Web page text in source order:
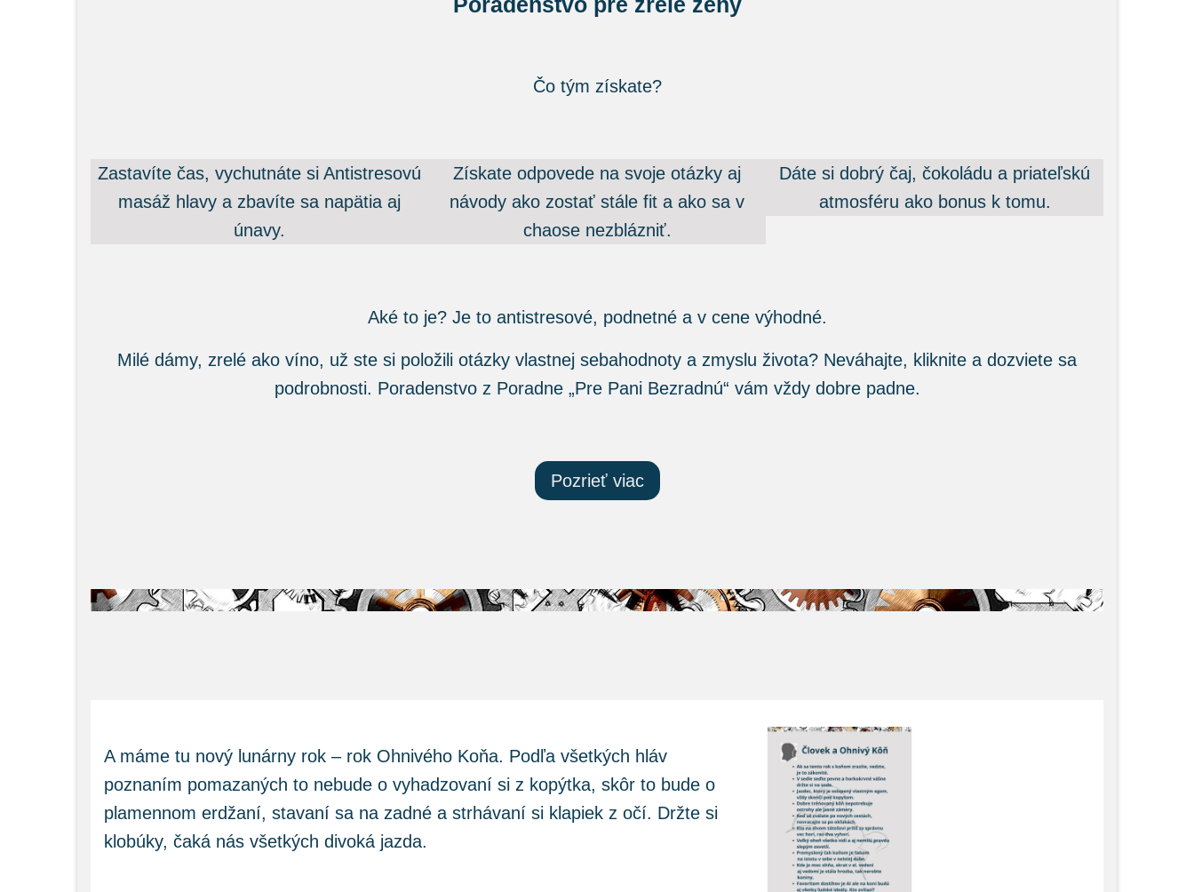
Čo tým získate?
Zastavíte čas, vychutnáte si Antistresovú
masáž hlavy a zbavíte sa napätia aj
únavy.
Získate odpovede na svoje otázky aj
návody ako zostať stále fit a ako sa v
chaose nezblázniť.
Dáte si dobrý čaj, čokoládu a priateľskú
atmosféru ako bonus k tomu.
Aké to je? Je to antistresové, podnetné a v cene výhodné.
Milé dámy, zrelé ako víno, už ste si položili otázky vlastnej sebahodnoty a zmyslu života? Neváhajte, kliknite a dozviete sa
podrobnosti. Poradenstvo z Poradne „Pre Pani Bezradnú“ vám vždy dobre padne.
Pozrieť viac
A máme tu nový lunárny rok – rok Ohnivého Koňa. Podľa všetkých hláv
poznaním pomazaných to nebude o vyhadzovaní si z kopýtka, skôr to bude o
plamennom erdžaní, stavaní sa na zadné a strhávaní si klapiek z očí. Držte si
klobúky, čaká nás všetkých divoká jazda.